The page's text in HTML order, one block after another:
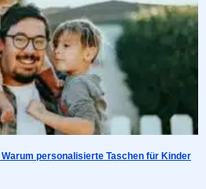
personalisierte Taschen für Kinder